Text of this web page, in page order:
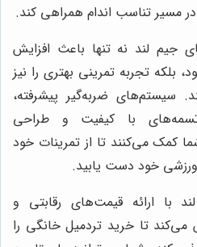
مسیر تناسب اندام همراهی کند.
جیم لند نه تنها باعث افزایش
بلکه تجربه تمرینی بهتری را نیز
سیستم‌های ضربه‌گیر پیشرفته،
تسمه‌های با کیفیت و طراحی
کمک می‌کنند تا از تمرینات خود
خود دست یابید.
با ارائه قیمت‌های رقابتی و
تا خرید تردمیل خانگی را